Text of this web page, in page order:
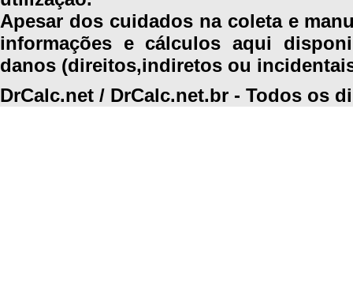
Apesar dos cuidados na coleta e
informações e cálculos aqui
danos (direitos,indiretos ou
DrCalc.net / DrCalc.net.br - Todos os